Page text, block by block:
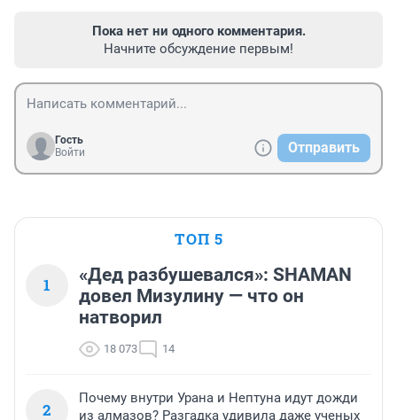
Пока нет ни одного комментария.
Начните обсуждение первым!
Гость
Войти
Отправить
ТОП 5
1
«Дед разбушевался»: SHAMAN
довел Мизулину — что он
натворил
18 073 14
2
Почему внутри Урана и Нептуна идут дожди
из алмазов? Разгадка удивила даже ученых